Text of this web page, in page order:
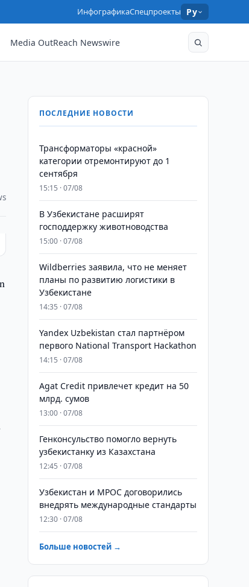
ИнфографикаСпецпроекты Ру
Media OutReach Newswire
ПОСЛЕДНИЕ НОВОСТИ
Трансформаторы «красной»
категории отремонтируют до 1
сентября
15:15 · 07/08
В Узбекистане расширят
господдержку животноводства
15:00 · 07/08
Wildberries заявила, что не меняет
планы по развитию логистики в
Узбекистане
14:35 · 07/08
Yandex Uzbekistan стал партнёром
первого National Transport Hackathon
14:15 · 07/08
Agat Credit привлечет кредит на 50
млрд. сумов
13:00 · 07/08
Генконсульство помогло вернуть
узбекистанку из Казахстана
12:45 · 07/08
Узбекистан и MPOC договорились
внедрять международные стандарты
12:30 · 07/08
Больше новостей →